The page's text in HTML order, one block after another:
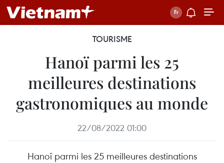
TOURISME
Hanoï parmi les 25
meilleures destinations
gastronomiques au monde
22/08/2022 01:00
Hanoï parmi les 25 meilleures destinations